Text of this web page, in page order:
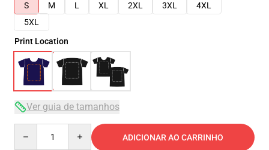
S
M L XL 2XL 3XL
4XL
5XL
Print Location
Ver guia de tamanhos
ADICIONAR AO CARRINHO